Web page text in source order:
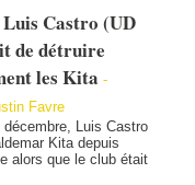
Castro (UD
de détruire
les Kita -
Favre
Luis Castro
Kita depuis
alors que le club était